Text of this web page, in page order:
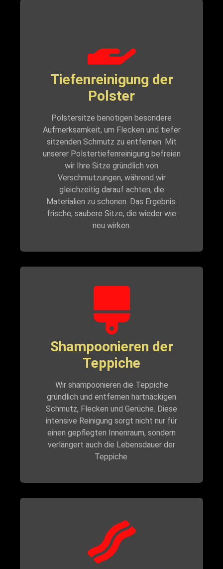
Tiefenreinigung der
Polster
Polstersitze benötigen besondere
Aufmerksamkeit, um Flecken und tiefer
sitzenden Schmutz zu entfernen. Mit
unserer Polstertiefenreinigung befreien
wir Ihre Sitze gründlich von
Verschmutzungen, während wir
gleichzeitig darauf achten, die
Materialien zu schonen. Das Ergebnis:
frische, saubere Sitze, die wieder wie
neu wirken.
Shampoonieren der
Teppiche
Wir shampoonieren die Teppiche
gründlich und entfernen hartnäckigen
Schmutz, Flecken und Gerüche. Diese
intensive Reinigung sorgt nicht nur für
einen gepflegten Innenraum, sondern
verlängert auch die Lebensdauer der
Teppiche.